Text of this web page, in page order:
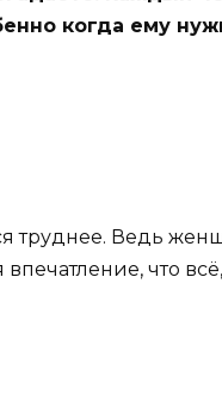
когда ему
труднее. Ведь
что